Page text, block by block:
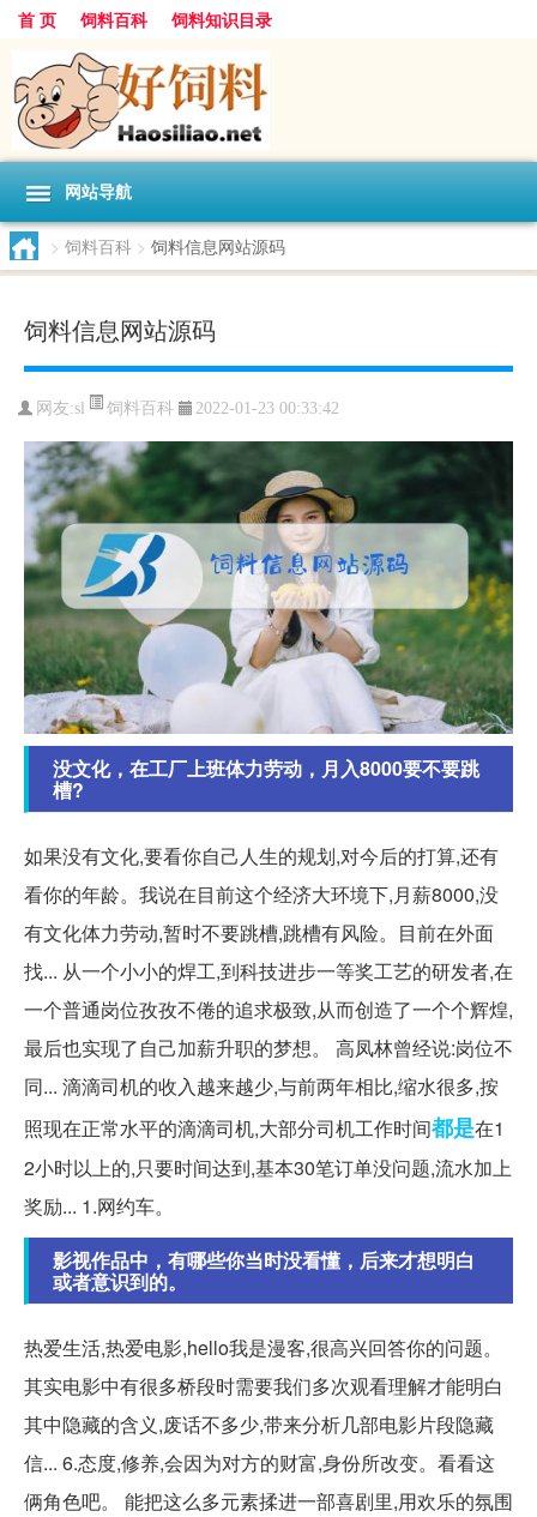
首 页 饲料百科 饲料知识目录
网站导航
> 饲料百科 > 饲料信息网站源码
饲料信息网站源码
网友:sl 饲料百科 2022-01-23 00:33:42
没文化，在工厂上班体力劳动，月入8000要不要跳
槽?
如果没有文化,要看你自己人生的规划,对今后的打算,还有
看你的年龄。我说在目前这个经济大环境下,月薪8000,没
有文化体力劳动,暂时不要跳槽,跳槽有风险。目前在外面
找... 从一个小小的焊工,到科技进步一等奖工艺的研发者,在
一个普通岗位孜孜不倦的追求极致,从而创造了一个个辉煌,
最后也实现了自己加薪升职的梦想。 高凤林曾经说:岗位不
同... 滴滴司机的收入越来越少,与前两年相比,缩水很多,按
照现在正常水平的滴滴司机,大部分司机工作时间都是在1
2小时以上的,只要时间达到,基本30笔订单没问题,流水加上
奖励... 1.网约车。
影视作品中，有哪些你当时没看懂，后来才想明白
或者意识到的。
热爱生活,热爱电影,hello我是漫客,很高兴回答你的问题。
其实电影中有很多桥段时需要我们多次观看理解才能明白
其中隐藏的含义,废话不多少,带来分析几部电影片段隐藏
信... 6.态度,修养,会因为对方的财富,身份所改变。看看这
俩角色吧。 能把这么多元素揉进一部喜剧里,用欢乐的氛围